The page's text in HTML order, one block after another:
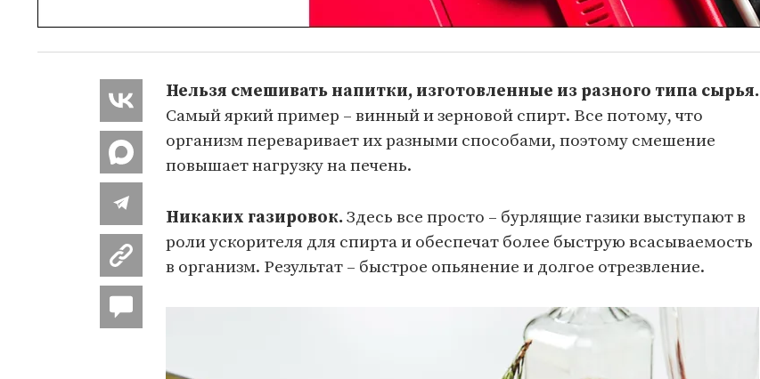
Нельзя смешивать напитки, изготовленные из разного типа сырья.
Самый яркий пример – винный и зерновой спирт. Все потому, что
организм переваривает их разными способами, поэтому смешение
повышает нагрузку на печень.
Никаких газировок.Здесь все просто – бурлящие газики выступают в
роли ускорителя для спирта и обеспечат более быструю всасываемость
в организм. Результат – быстрое опьянение и долгое отрезвление.